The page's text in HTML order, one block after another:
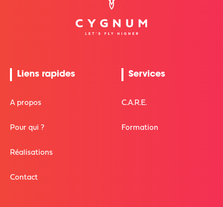
Liens rapides
A propos
Pour qui ?
Réalisations
Contact
Services
C.A.R.E.
Formation